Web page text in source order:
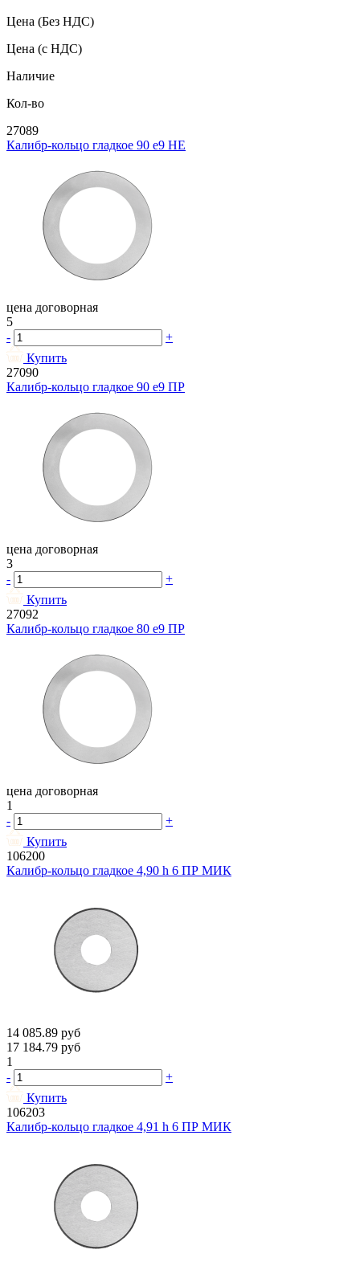
Цена (Без НДС)
Цена (с НДС)
Наличие
Кол-во
27089
Калибр-кольцо гладкое 90 e9 НЕ
цена договорная
5
-
+
Купить
27090
Калибр-кольцо гладкое 90 e9 ПР
цена договорная
3
-
+
Купить
27092
Калибр-кольцо гладкое 80 e9 ПР
цена договорная
1
-
+
Купить
106200
Калибр-кольцо гладкое 4,90 h 6 ПР МИК
14 085.89 руб
17 184.79 руб
1
-
+
Купить
106203
Калибр-кольцо гладкое 4,91 h 6 ПР МИК